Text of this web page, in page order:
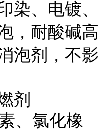
染、电镀、
，耐酸碱高
泡剂，不影
剂
、氯化橡